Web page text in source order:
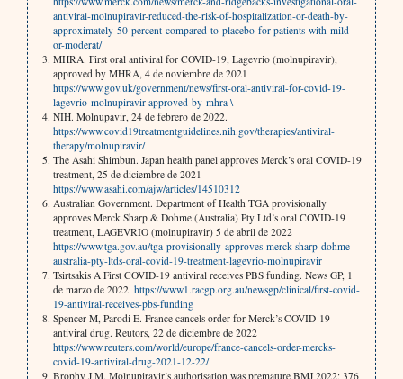
antiviral-molnupiravir-reduced-the-risk-of-hospitalization-or-death-by-
approximately-50-percent-compared-to-placebo-for-patients-with-mild-
or-moderat/
MHRA. First oral antiviral for COVID-19, Lagevrio (molnupiravir),
approved by MHRA, 4 de noviembre de 2021
https://www.gov.uk/government/news/first-oral-antiviral-for-covid-19-
lagevrio-molnupiravir-approved-by-mhra \
NIH. Molnupavir, 24 de febrero de 2022.
https://www.covid19treatmentguidelines.nih.gov/therapies/antiviral-
therapy/molnupiravir/
The Asahi Shimbun. Japan health panel approves Merck’s oral COVID-19
treatment, 25 de diciembre de 2021
https://www.asahi.com/ajw/articles/14510312
Australian Government. Department of Health TGA provisionally
approves Merck Sharp & Dohme (Australia) Pty Ltd’s oral COVID-19
treatment, LAGEVRIO (molnupiravir) 5 de abril de 2022
https://www.tga.gov.au/tga-provisionally-approves-merck-sharp-dohme-
australia-pty-ltds-oral-covid-19-treatment-lagevrio-molnupiravir
Tsirtsakis A First COVID-19 antiviral receives PBS funding. News GP, 1
de marzo de 2022. https://www1.racgp.org.au/newsgp/clinical/first-covid-
19-antiviral-receives-pbs-funding
Spencer M, Parodi E. France cancels order for Merck’s COVID-19
antiviral drug. Reutors, 22 de diciembre de 2022
https://www.reuters.com/world/europe/france-cancels-order-mercks-
covid-19-antiviral-drug-2021-12-22/
Brophy J M. Molnupiravir’s authorisation was premature BMJ 2022; 376